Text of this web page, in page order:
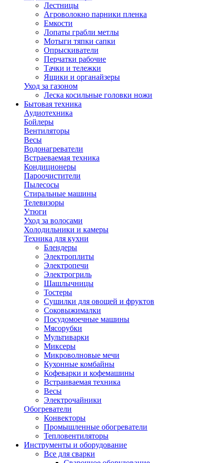
Лестницы
Агроволокно парники пленка
Емкости
Лопаты грабли метлы
Мотыги тяпки сапки
Опрыскиватели
Перчатки рабочие
Тачки и тележки
Ящики и органайзеры
Уход за газоном
Леска косильные головки ножи
Бытовая техника
Аудиотехника
Бойлеры
Вентиляторы
Весы
Водонагреватели
Встраеваемая техника
Кондиционеры
Пароочистители
Пылесосы
Стиральные машины
Телевизоры
Утюги
Уход за волосами
Холодильники и камеры
Техника для кухни
Блендеры
Электроплиты
Электропечи
Электрогриль
Шашлычницы
Тостеры
Сушилки для овощей и фруктов
Соковыжималки
Посудомоечные машины
Мясорубки
Мультиварки
Миксеры
Микроволновые мечи
Кухонные комбайны
Кофеварки и кофемашины
Встраиваемая техника
Весы
Электрочайники
Обогреватели
Конвекторы
Промышленные обогреватели
Тепловентиляторы
Инструменты и оборудование
Все для сварки